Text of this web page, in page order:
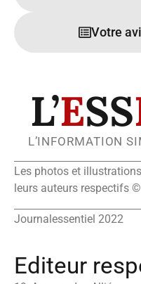
Votre
L’ESS
L’INFORMATION
Les photos et
leurs auteurs respectifs
Journalessentiel 2022
Editeur